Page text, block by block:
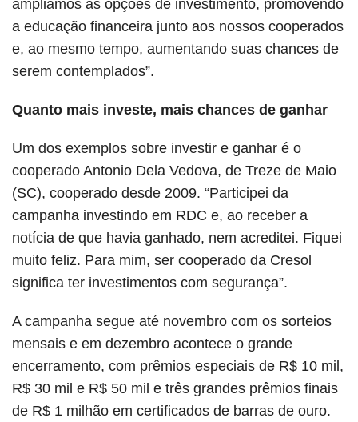
ampliamos as opções de investimento, promovendo
a educação financeira junto aos nossos cooperados
e, ao mesmo tempo, aumentando suas chances de
serem contemplados”.
Quanto mais investe, mais chances de ganhar
Um dos exemplos sobre investir e ganhar é o
cooperado Antonio Dela Vedova, de Treze de Maio
(SC), cooperado desde 2009. “Participei da
campanha investindo em RDC e, ao receber a
notícia de que havia ganhado, nem acreditei. Fiquei
muito feliz. Para mim, ser cooperado da Cresol
significa ter investimentos com segurança”.
A campanha segue até novembro com os sorteios
mensais e em dezembro acontece o grande
encerramento, com prêmios especiais de R$ 10 mil,
R$ 30 mil e R$ 50 mil e três grandes prêmios finais
de R$ 1 milhão em certificados de barras de ouro.